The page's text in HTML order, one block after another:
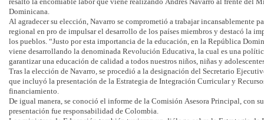
Dominicana.
Al agradecer su elección, Navarro se comprometió a trabajar incansablemente
regional en pro de impulsar el desarrollo de los países miembros y destacó la
los pueblos. “Justo por esta importancia de la educación, en la República
viene desarrollando la denominada Revolución Educativa, la cual es una
garantizar una educación de calidad a todos nuestros niños, niñas y
Tras la elección de Navarro, se procedió a la designación del Secretario
que incluyó la presentación de la Estrategia de Integración Curricular y
financiamiento.
De igual manera, se conoció el informe de la Comisión Asesora Principal, con
presentación fue responsabilidad de Colombia.